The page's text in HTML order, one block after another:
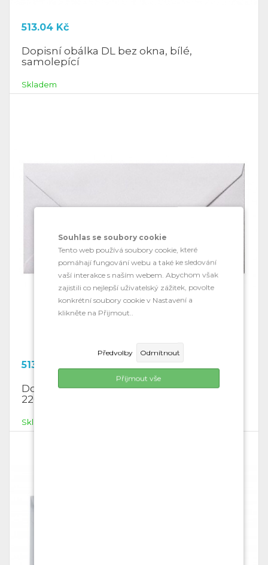
Souhlas se soubory cookie
Tento web používá soubory cookie, které
pomáhají fungování webu a také ke sledování
vaší interakce s naším webem. Abychom však
zajistili co nejlepší uživatelský zážitek, povolte
konkrétní soubory cookie v Nastavení a
klikněte na Přijmout..
Předvolby Odmítnout
Příjmout vše
Skladem
513.04 Kč
Dopisní obálka DL bez okna, bílé,
samolepící
Skladem
513.04
Dopisní obálky bez okna, samolepící, 110 x
220 mm, 1000 ks/kt